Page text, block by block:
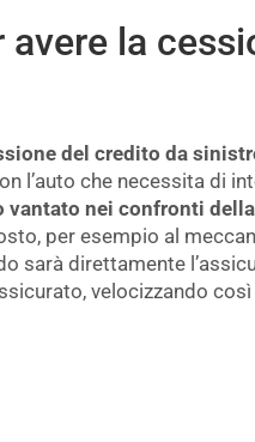
la
del credito da
l’auto che necessita di
nei confronti
per esempio al
sarà direttamente
velocizzando